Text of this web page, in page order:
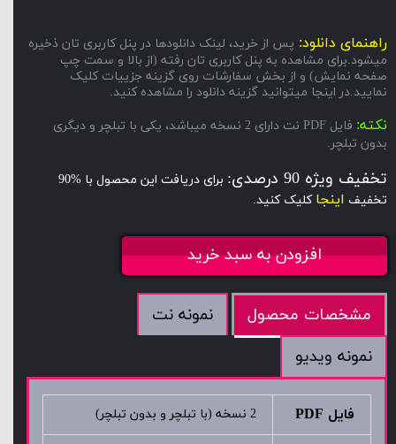
راهنمای دانلود: پس از خرید، لینک دانلودها در پنل کاربری تان ذخیره
میشود.برای مشاهده به پنل کاربری تان رفته (از بالا و سمت چپ
صفحه نمایش) و از بخش سفارشات روی گزینه جزییات کلیک
نمایید.در اینجا میتوانید گزینه دانلود را مشاهده کنید.
نکته:
فایل PDF نت دارای 2 نسخه میباشد، یکی با تبلچر و دیگری
بدون تبلچر.
تخفیف ویژه 90 درصدی:
برای دریافت این محصول با %90
تخفیف اینجا کلیک کنید.
افزودن به سبد خرید
مشخصات محصول
نمونه نت
نمونه ویدیو
فایل PDF 2 نسخه (با تبلچر و بدون تبلچر)